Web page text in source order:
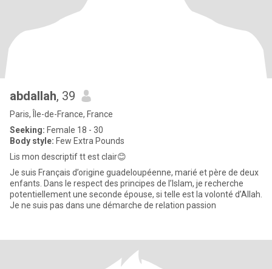
abdallah, 39
Paris, Île-de-France, France
Seeking: Female 18 - 30
Body style: Few Extra Pounds
Lis mon descriptif tt est clair😊
Je suis Français d’origine guadeloupéenne, marié et père de deux
enfants. Dans le respect des principes de l’Islam, je recherche
potentiellement une seconde épouse, si telle est la volonté d’Allah.
Je ne suis pas dans une démarche de relation passion